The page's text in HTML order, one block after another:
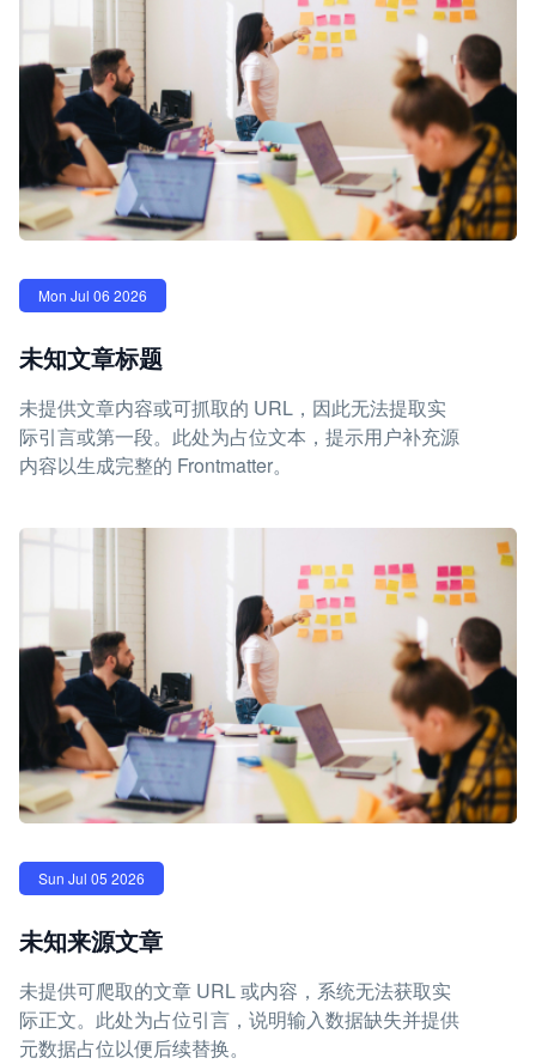
Mon Jul 06 2026
未知文章标题
未提供文章内容或可抓取的 URL，因此无法提取实
际引言或第一段。此处为占位文本，提示用户补充源
内容以生成完整的 Frontmatter。
Sun Jul 05 2026
未知来源文章
未提供可爬取的文章 URL 或内容，系统无法获取实
际正文。此处为占位引言，说明输入数据缺失并提供
元数据占位以便后续替换。